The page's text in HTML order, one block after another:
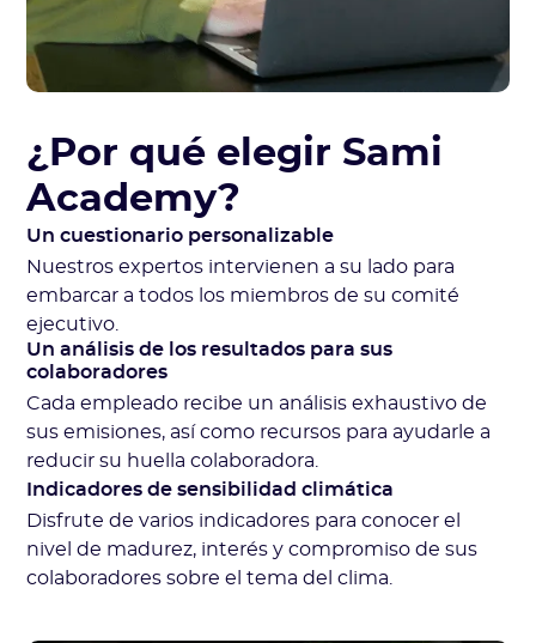
¿Por qué elegir Sami
Academy?
Un cuestionario personalizable
Nuestros expertos intervienen a su lado para
embarcar a todos los miembros de su comité
ejecutivo.
Un análisis de los resultados para sus
colaboradores
Cada empleado recibe un análisis exhaustivo de
sus emisiones, así como recursos para ayudarle a
reducir su huella colaboradora.
Indicadores de sensibilidad climática
Disfrute de varios indicadores para conocer el
nivel de madurez, interés y compromiso de sus
colaboradores sobre el tema del clima.